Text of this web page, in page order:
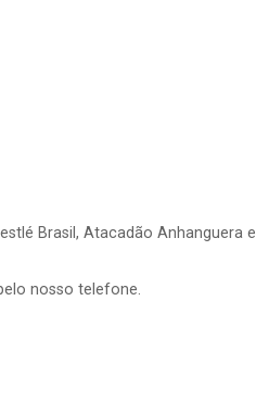
Brasil, Atacadão Anhanguera e
nosso telefone.